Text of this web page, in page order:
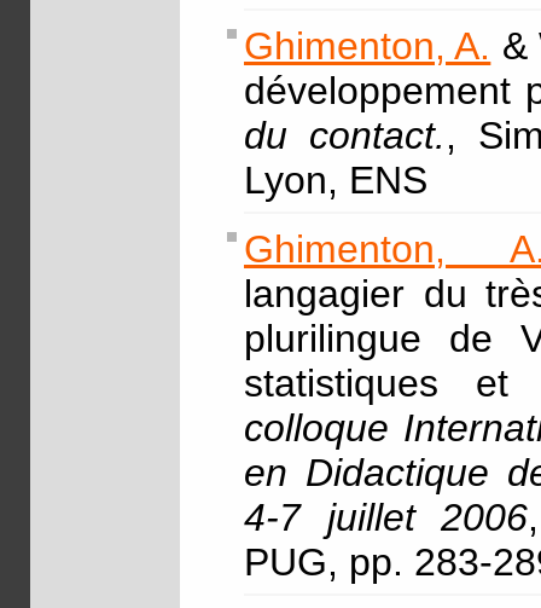
Ghimenton, A. &
développement
du contact.,
Lyon, ENS
Ghimenton,
langagier du
plurilingue de
statistiques
colloque
en Didactique
4-7 juillet 2006
PUG, pp. 283-